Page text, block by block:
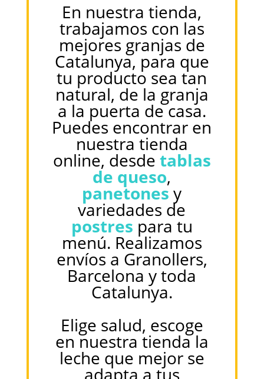
En nuestra tienda,
trabajamos con las
mejores granjas de
Catalunya, para que
tu producto sea tan
natural, de la granja
a la puerta de casa.
Puedes encontrar en
nuestra tienda
online, desde tablas
de queso,
panetones y
variedades de
postres para tu
menú. Realizamos
envíos a Granollers,
Barcelona y toda
Catalunya.
Elige salud, escoge
en nuestra tienda la
leche que mejor se